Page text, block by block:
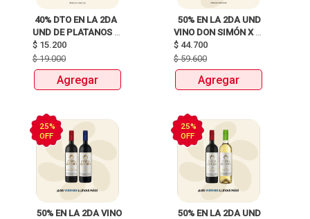
40% DTO EN LA 2DA
UND DE PLATANOS
MARCA NATUCHIPS
$ 15.200
$19.000
Agregar
  50% EN LA 2DA UND
VINO DON SIMÓN X
750ML
$ 44.700
$59.600
Agregar
25%
OFF
  50% EN LA 2DA VINO
25%
OFF
  50% EN LA 2DA UND